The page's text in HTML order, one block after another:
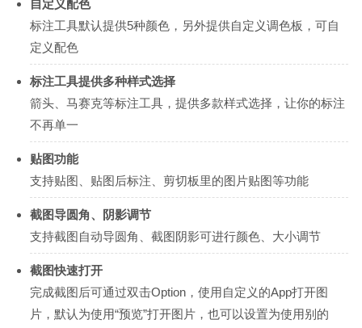
自定义配色
标注工具默认提供5种颜色，另外提供自定义调色板，可自
定义配色
标注工具提供多种样式选择
箭头、马赛克等标注工具，提供多款样式选择，让你的标注
不再单一
贴图功能
支持贴图、贴图后标注、剪切板里的图片贴图等功能
截图导圆角、阴影调节
支持截图自动导圆角、截图阴影可进行颜色、大小调节
截图快速打开
完成截图后可通过双击Option，使用自定义的App打开图
片，默认为使用“预览”打开图片，也可以设置为使用别的